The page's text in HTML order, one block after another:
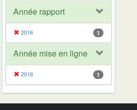
Année rapport
2016 1
Année mise en ligne
2016 1